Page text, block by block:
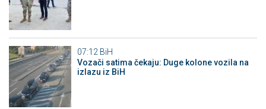
07:12 BiH
Vozači satima čekaju: Duge kolone vozila na
izlazu iz BiH